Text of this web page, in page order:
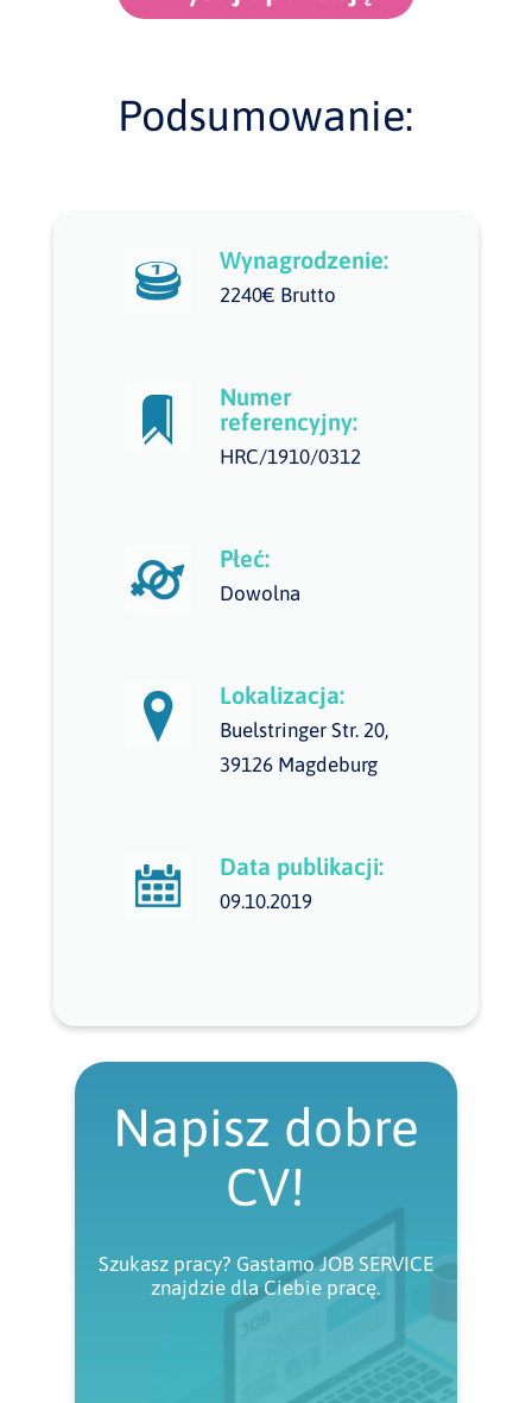
Podsumowanie:
Wynagrodzenie:
2240€ Brutto
Numer
referencyjny:
HRC/1910/0312
Płeć:
Dowolna
Lokalizacja:
Buelstringer Str. 20,
39126 Magdeburg
Data publikacji:
09.10.2019
Napisz dobre
CV!
Szukasz pracy? Gastamo JOB SERVICE
znajdzie dla Ciebie pracę.